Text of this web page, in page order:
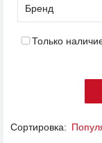
Бренд
Только
Сортировка: